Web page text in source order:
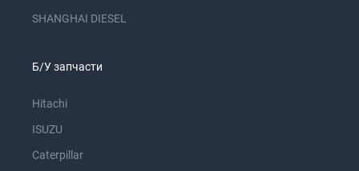
SHANGHAI DIESEL
Б/У запчасти
Hitachi
ISUZU
Caterpillar